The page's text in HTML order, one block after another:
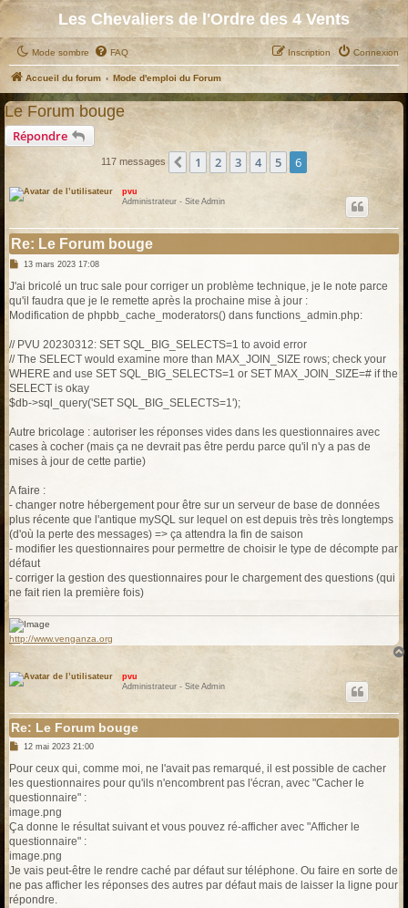
Les Chevaliers de l'Ordre des 4 Vents
Mode sombre FAQ Connexion
Inscription
Accueil du forum Mode d'emploi du Forum
Le Forum bouge
Répondre
117 messages Précédent
1 2 3 4 5 6
pvu
Administrateur - Site Admin
Re: Le Forum bouge
M
s
s
a
g
13 mars 2023 17:08
J'ai bricolé un truc sale pour corriger un problème technique, je le note parce
qu'il faudra que je le remette après la prochaine mise à jour :
Modification de phpbb_cache_moderators() dans functions_admin.php:
// PVU 20230312: SET SQL_BIG_SELECTS=1 to avoid error
// The SELECT would examine more than MAX_JOIN_SIZE rows; check your
WHERE and use SET SQL_BIG_SELECTS=1 or SET MAX_JOIN_SIZE=# if the
SELECT is okay
$db->sql_query('SET SQL_BIG_SELECTS=1');
Autre bricolage : autoriser les réponses vides dans les questionnaires avec
cases à cocher (mais ça ne devrait pas être perdu parce qu'il n'y a pas de
mises à jour de cette partie)
A faire :
- changer notre hébergement pour être sur un serveur de base de données
plus récente que l'antique mySQL sur lequel on est depuis très très longtemps
(d'où la perte des messages) => ça attendra la fin de saison
- modifier les questionnaires pour permettre de choisir le type de décompte par
défaut
- corriger la gestion des questionnaires pour le chargement des questions (qui
ne fait rien la première fois)
http://www.venganza.org
pvu
Administrateur - Site Admin
Re: Le Forum bouge
M
s
s
a
g
12 mai 2023 21:00
Pour ceux qui, comme moi, ne l'avait pas remarqué, il est possible de cacher
les questionnaires pour qu'ils n'encombrent pas l'écran, avec "Cacher le
questionnaire" :
image.png
Ça donne le résultat suivant et vous pouvez ré-afficher avec "Afficher le
questionnaire" :
image.png
Je vais peut-être le rendre caché par défaut sur téléphone. Ou faire en sorte de
ne pas afficher les réponses des autres par défaut mais de laisser la ligne pour
répondre.